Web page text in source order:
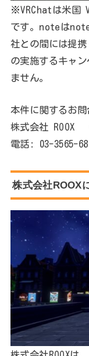
※VRChatは米国
です。noteは
社との間には提
の実施するキャ
ません。
本件に関するお
株式会社 ROOX
電話: 03-3565-
株式会社ROOX